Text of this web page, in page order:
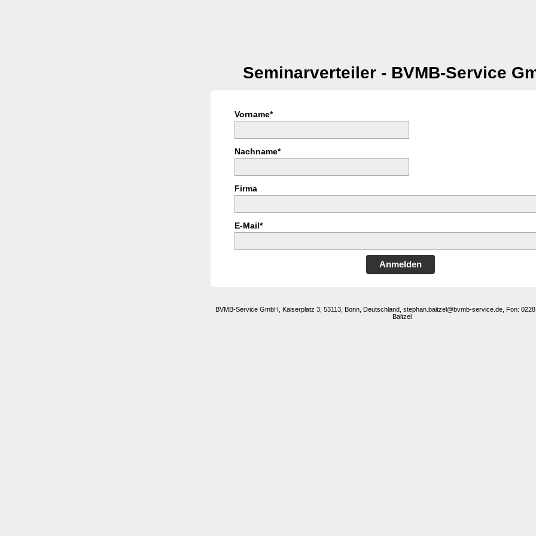
Seminarverteiler - BVMB-Service
Vorname*
Nachname*
Firma
E-Mail*
Anmelden
BVMB-Service GmbH, Kaiserplatz 3, 53113, Bonn, Deutschland, stephan.baitzel@bvmb-service.de, Fon:
Baitzel